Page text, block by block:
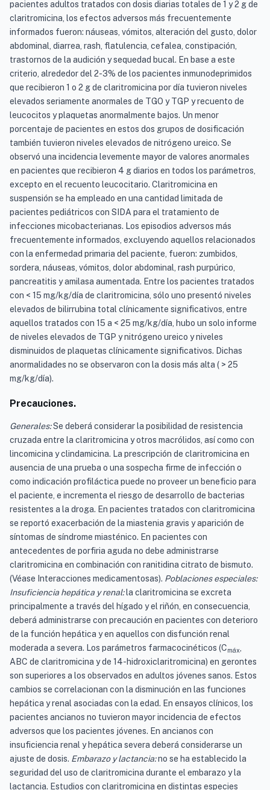
pacientes adultos tratados con dosis diarias totales de 1 y 2 g de
claritromicina, los efectos adversos más frecuentemente
informados fueron: náuseas, vómitos, alteración del gusto, dolor
abdominal, diarrea, rash, flatulencia, cefalea, constipación,
trastornos de la audición y sequedad bucal. En base a este
criterio, alrededor del 2-3% de los pacientes inmunodeprimidos
que recibieron 1 o 2 g de claritromicina por día tuvieron niveles
elevados seriamente anormales de TGO y TGP y recuento de
leucocitos y plaquetas anormalmente bajos. Un menor
porcentaje de pacientes en estos dos grupos de dosificación
también tuvieron niveles elevados de nitrógeno ureico. Se
observó una incidencia levemente mayor de valores anormales
en pacientes que recibieron 4 g diarios en todos los parámetros,
excepto en el recuento leucocitario. Claritromicina en
suspensión se ha empleado en una cantidad limitada de
pacientes pediátricos con SIDA para el tratamiento de
infecciones micobacterianas. Los episodios adversos más
frecuentemente informados, excluyendo aquellos relacionados
con la enfermedad primaria del paciente, fueron: zumbidos,
sordera, náuseas, vómitos, dolor abdominal, rash purpúrico,
pancreatitis y amilasa aumentada. Entre los pacientes tratados
con < 15 mg/kg/día de claritromicina, sólo uno presentó niveles
elevados de bilirrubina total clínicamente significativos, entre
aquellos tratados con 15 a < 25 mg/kg/día, hubo un solo informe
de niveles elevados de TGP y nitrógeno ureico y niveles
disminuidos de plaquetas clínicamente significativos. Dichas
anormalidades no se observaron con la dosis más alta ( > 25
mg/kg/día).
Precauciones.
Generales:Se deberá considerar la posibilidad de resistencia
cruzada entre la claritromicina y otros macrólidos, así como con
lincomicina y clindamicina. La prescripción de claritromicina en
ausencia de una prueba o una sospecha firme de infección o
como indicación profiláctica puede no proveer un beneficio para
el paciente, e incrementa el riesgo de desarrollo de bacterias
resistentes a la droga. En pacientes tratados con claritromicina
se reportó exacerbación de la miastenia gravis y aparición de
síntomas de síndrome miasténico. En pacientes con
antecedentes de porfiria aguda no debe administrarse
claritromicina en combinación con ranitidina citrato de bismuto.
(Véase Interacciones medicamentosas). Poblaciones especiales:
Insuficiencia hepática y renal:la claritromicina se excreta
principalmente a través del hígado y el riñón, en consecuencia,
deberá administrarse con precaución en pacientes con deterioro
de la función hepática y en aquellos con disfunción renal
moderada a severa. Los parámetros farmacocinéticos (Cmáx
ABC de claritromicina y de 14-hidroxiclaritromicina) en gerontes
son superiores a los observados en adultos jóvenes sanos. Estos
cambios se correlacionan con la disminución en las funciones
hepática y renal asociadas con la edad. En ensayos clínicos, los
pacientes ancianos no tuvieron mayor incidencia de efectos
adversos que los pacientes jóvenes. En ancianos con
insuficiencia renal y hepática severa deberá considerarse un
ajuste de dosis. Embarazo y lactancia:no se ha establecido la
seguridad del uso de claritromicina durante el embarazo y la
lactancia. Estudios con claritromicina en distintas especies